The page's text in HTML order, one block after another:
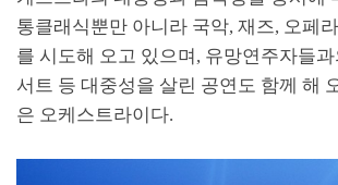
통클래식뿐만 아니라 국악, 재즈, 오페
를 시도해 오고 있으며 , 유망연주자들과
서트 등 대중성을 살린 공연도 함께 해
은 오케스트라이다.